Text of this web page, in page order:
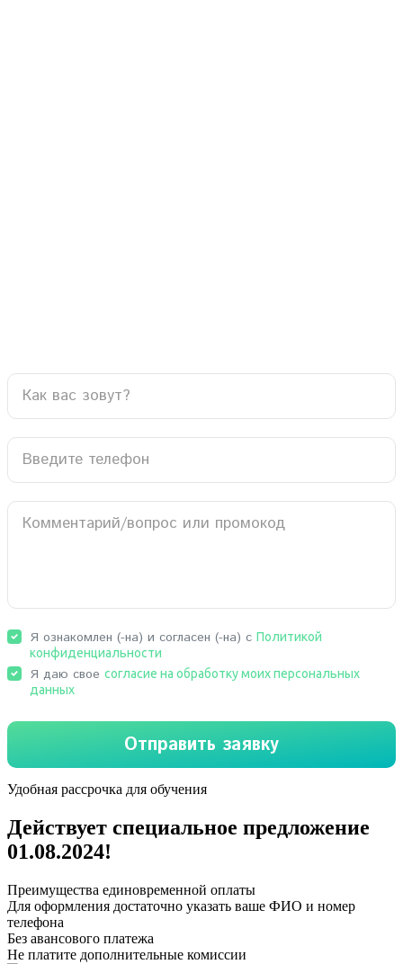
Удобная рассрочка для обучения
Действует специальное предложение
01.08.2024!
Преимущества единовременной оплаты
Для оформления достаточно указать ваше ФИО и номер
телефона
Без авансового платежа
Не платите дополнительные комиссии